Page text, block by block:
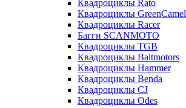
Квадроциклы Rato
Квадроциклы GreenCamel
Квадроциклы Racer
Багги SCANMOTO
Квадроциклы TGB
Квадроциклы Baltmotors
Квадроциклы Hammer
Квадроциклы Benda
Квадроциклы CJ
Квадроциклы Odes